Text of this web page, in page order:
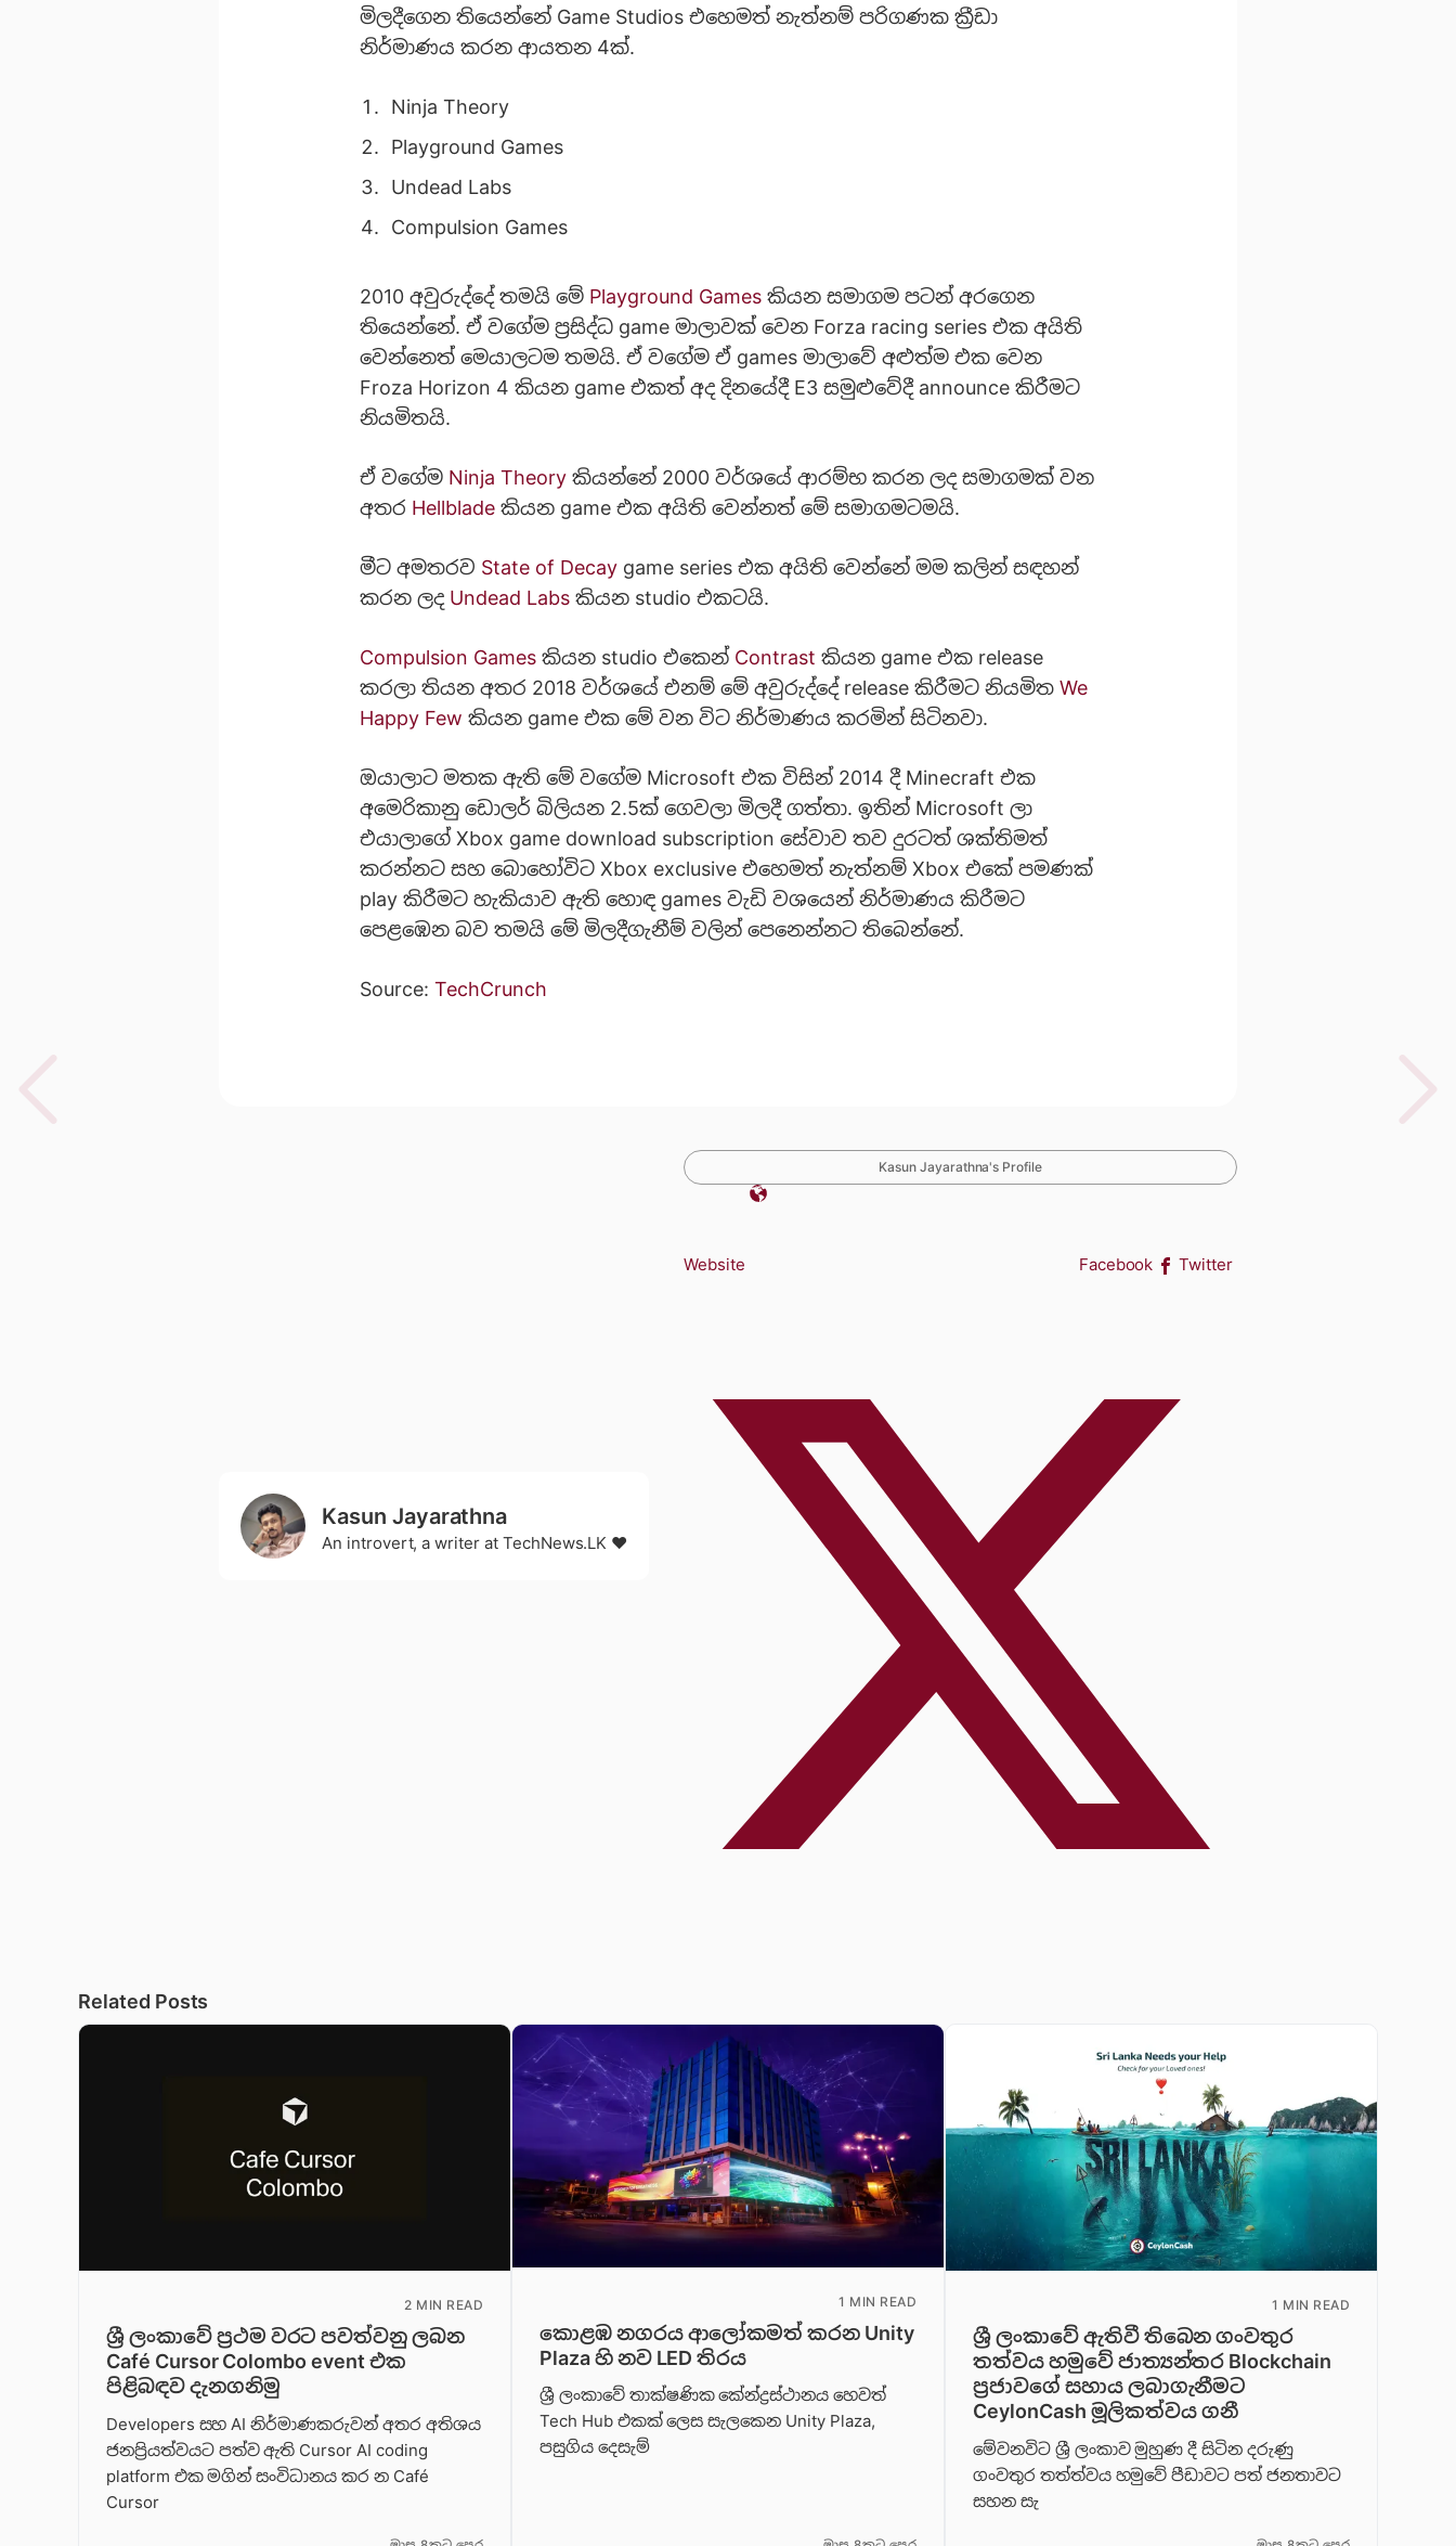
මිලදීගෙන තියෙන්නේ Game Studios එහෙමත් නැත්නම් පරිගණක ක්‍රීඩා
නිර්මාණය කරන ආයතන 4ක්.
Ninja Theory
Playground Games
Undead Labs
Compulsion Games
2010 අවුරුද්දේ තමයි මේ Playground Games කියන සමාගම පටන් අරගෙන
තියෙන්නේ. ඒ වගේම ප්‍රසිද්ධ game මාලාවක් වෙන Forza racing series එක අයිති
වෙන්නෙත් මෙයාලටම තමයි. ඒ වගේම ඒ games මාලාවේ අළුත්ම එක වෙන
Froza Horizon 4 කියන game එකත් අද දිනයේදී E3 සමුළුවේදී announce කිරීමට
නියමිතයි.
ඒ වගේම Ninja Theory කියන්නේ 2000 වර්ශයේ ආරම්භ කරන ලද සමාගමක් වන
අතර Hellblade කියන game එක අයිති වෙන්නත් මේ සමාගමටමයි.
මීට අමතරව State of Decay game series එක අයිති වෙන්නේ මම කලින් සඳහන්
කරන ලද Undead Labs කියන studio එකටයි.
Compulsion Games කියන studio එකෙන් Contrast කියන game එක release
කරලා තියන අතර 2018 වර්ශයේ එනම් මේ අවුරුද්දේ release කිරීමට නියමිත We
Happy Few කියන game එක මේ වන විට නිර්මාණය කරමින් සිටිනවා.
ඔයාලාට මතක ඇති මේ වගේම Microsoft එක විසින් 2014 දී Minecraft එක
අමෙරිකානු ඩොලර් බිලියන 2.5ක් ගෙවලා මිලදී ගත්තා. ඉතින් Microsoft ලා
එයාලාගේ Xbox game download subscription සේවාව තව දුරටත් ශක්තිමත්
කරන්නට සහ බොහෝවිට Xbox exclusive එහෙමත් නැත්නම් Xbox එකේ පමණක්
play කිරීමට හැකියාව ඇති හොඳ games වැඩි වශයෙන් නිර්මාණය කිරීමට
පෙළඹෙන බව තමයි මේ මිලදීගැනීම් වලින් පෙනෙන්නට තිබෙන්නේ.
Source: TechCrunch
Kasun Jayarathna
An introvert, a writer at TechNews.LK ❤️
Kasun Jayarathna's Profile
Website Facebook Twitter
Related Posts
2 MIN READ
ශ්‍රී ලංකාවේ ප්‍රථම වරට පවත්වනු ලබන
Café Cursor Colombo event එක
පිළිබඳව දැනගනිමු
Developers සහ AI නිර්මාණකරුවන් අතර අතිශය
ජනප්‍රියත්වයට පත්ව ඇති Cursor AI coding
platform එක මගින් සංවිධානය කර න Café
Cursor
1 MIN READ
කොළඹ නගරය ආලෝකමත් කරන Unity
Plaza හි නව LED තිරය
ශ්‍රී ලංකාවේ තාක්ෂණික කේන්ද්‍රස්ථානය හෙවත්
Tech Hub එකක් ලෙස සැලකෙන Unity Plaza,
පසුගිය දෙසැම්
1 MIN READ
ශ්‍රී ලංකාවේ ඇතිවී තිබෙන ගංවතුර
තත්වය හමුවේ ජාත්‍යන්තර Blockchain
ප්‍රජාවගේ සහාය ලබාගැනීමට
CeylonCash මූලිකත්වය ග​නී
මේවනවිට ශ්‍රී ලංකාව මුහුණ දී සිටින දරුණු
ගංවතුර තත්ත්වය හමුවේ පීඩාවට පත් ජනතාවට
සහන සැ